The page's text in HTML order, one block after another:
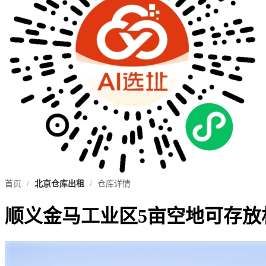
首页 / 北京仓库出租 / 仓库详情
顺义金马工业区5亩空地可存